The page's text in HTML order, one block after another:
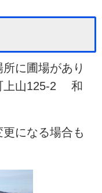
に圃場があり
上山125-2 和
になる場合も